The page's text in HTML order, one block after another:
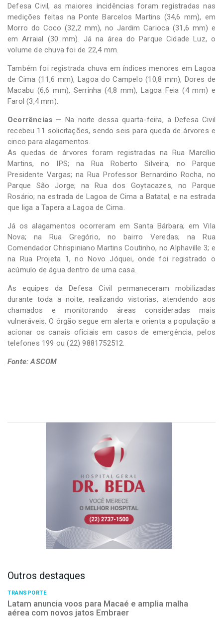
Defesa Civil, as maiores incidências foram registradas nas
medições feitas na Ponte Barcelos Martins (34,6 mm), em
Morro do Coco (32,2 mm), no Jardim Carioca (31,6 mm) e
em Arraial (30 mm). Já na área do Parque Cidade Luz, o
volume de chuva foi de 22,4 mm.
Também foi registrada chuva em índices menores em Lagoa
de Cima (11,6 mm), Lagoa do Campelo (10,8 mm), Dores de
Macabu (6,6 mm), Serrinha (4,8 mm), Lagoa Feia (4 mm) e
Farol (3,4 mm).
Ocorrências —Na noite dessa quarta-feira, a Defesa Civil
recebeu 11 solicitações, sendo seis para queda de árvores e
cinco para alagamentos.
As quedas de árvores foram registradas na Rua Marcílio
Martins, no IPS; na Rua Roberto Silveira, no Parque
Presidente Vargas; na Rua Professor Bernardino Rocha, no
Parque São Jorge; na Rua dos Goytacazes, no Parque
Rosário; na estrada de Lagoa de Cima a Batatal; e na estrada
que liga a Tapera a Lagoa de Cima.
Já os alagamentos ocorreram em Santa Bárbara; em Vila
Nova; na Rua Gregório, no bairro Veredas; na Rua
Comendador Chrispiniano Martins Coutinho, no Alphaville 3; e
na Rua Projeta 1, no Novo Jóquei, onde foi registrado o
acúmulo de água dentro de uma casa.
As equipes da Defesa Civil permaneceram mobilizadas
durante toda a noite, realizando vistorias, atendendo aos
chamados e monitorando áreas consideradas mais
vulneráveis. O órgão segue em alerta e orienta a população a
acionar os canais oficiais em casos de emergência, pelos
telefones 199 ou (22) 9881752512.
Fonte: ASCOM
Outros destaques
TRANSPORTE
Latam anuncia voos para Macaé e amplia malha
aérea com novos jatos Embraer